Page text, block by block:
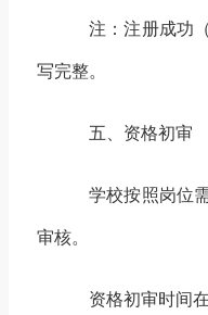
注：注册成功
写完整。
五、资格初审
学校按照岗位
审核。
资格初审时间